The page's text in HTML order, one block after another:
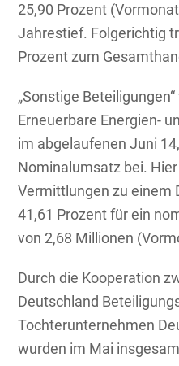
25,90 Prozent
Jahrestief. Folgerichtig
Prozent zum
„Sonstige
Erneuerbare Energien-
im abgelaufenen Juni
Nominalumsatz bei.
Vermittlungen zu einem
41,61 Prozent für ein
von 2,68 Millionen
Durch die Kooperation
Deutschland
Tochterunternehmen
wurden im Mai